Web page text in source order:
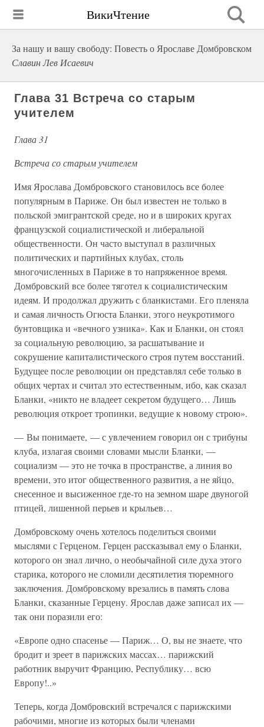
ВикиЧтение
За нашу и вашу свободу: Повесть о Ярославе Домбровском
Славин Лев Исаевич
Глава 31 Встреча со старым
учителем
Глава 31
Встреча со старым учителем
Имя Ярослава Домбровского становилось все более
популярным в Париже. Он был известен не только в
польской эмигрантской среде, но и в широких кругах
французской социалистической и либеральной
общественности. Он часто выступал в различных
политических и партийных клубах, столь
многочисленных в Париже в то напряженное время.
Домбровский все более тяготел к социалистическим
идеям. И продолжал дружить с бланкистами. Его пленяла
и самая личность Огюста Бланки, этого неукротимого
бунтовщика и «вечного узника». Как и Бланки, он стоял
за социальную революцию, за расшатывание и
сокрушение капиталистического строя путем восстаний.
Будущее после революции он представлял себе только в
общих чертах и считал это естественным, ибо, как сказал
Бланки, «никто не владеет секретом будущего… Лишь
революция откроет тропинки, ведущие к новому строю».
— Вы понимаете, — с увлечением говорил он с трибуны
клуба, излагая своими словами мысли Бланки, —
социализм — это не точка в пространстве, а линия во
времени, это итог общественного развития, а не яйцо,
снесенное и высиженное где-то на земном шаре двуногой
птицей, лишенной перьев и крыльев…
Домбровскому очень хотелось поделиться своими
мыслями с Герценом. Герцен рассказывал ему о Бланки,
которого он знал лично, о необычайной силе духа этого
старика, которого не сломили десятилетия тюремного
заключения. Домбровскому врезались в память слова
Бланки, сказанные Герцену. Ярослав даже записал их —
так они поразили его:
«Европе одно спасенье — Париж… О, вы не знаете, что
бродит и зреет в парижских массах… парижский
работник выручит Францию, Республику… всю
Европу!..»
Теперь, когда Домбровский встречался с парижскими
рабочими, многие из которых были членами